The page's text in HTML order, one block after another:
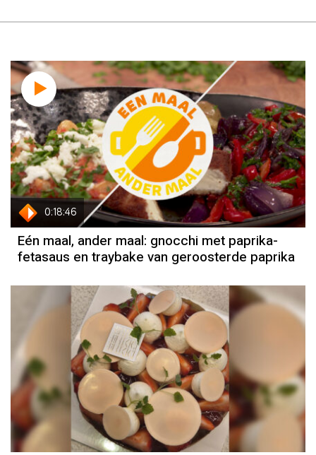
0:18:46
Eén maal, ander maal: gnocchi met paprika-
fetasaus en traybake van geroosterde paprika